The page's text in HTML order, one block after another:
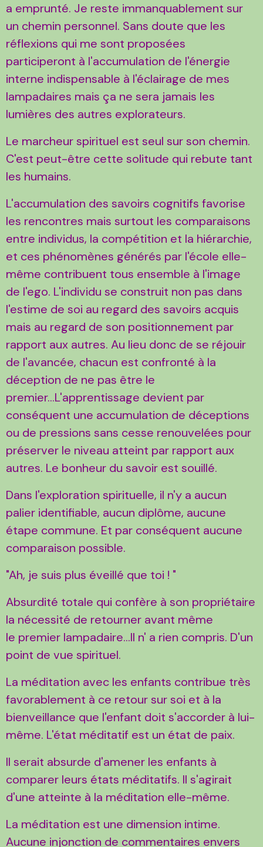
a emprunté. Je reste immanquablement sur
un chemin personnel. Sans doute que les
réflexions qui me sont proposées
participeront à l'accumulation de l'énergie
interne indispensable à l'éclairage de mes
lampadaires mais ça ne sera jamais les
lumières des autres explorateurs.
Le marcheur spirituel est seul sur son chemin.
C'est peut-être cette solitude qui rebute tant
les humains.
L'accumulation des savoirs cognitifs favorise
les rencontres mais surtout les comparaisons
entre individus, la compétition et la hiérarchie,
et ces phénomènes générés par l'école elle-
même contribuent tous ensemble à l'image
de l'ego. L'individu se construit non pas dans
l'estime de soi au regard des savoirs acquis
mais au regard de son positionnement par
rapport aux autres. Au lieu donc de se réjouir
de l'avancée, chacun est confronté à la
déception de ne pas être le
premier...L'apprentissage devient par
conséquent une accumulation de déceptions
ou de pressions sans cesse renouvelées pour
préserver le niveau atteint par rapport aux
autres. Le bonheur du savoir est souillé.
Dans l'exploration spirituelle, il n'y a aucun
palier identifiable, aucun diplôme, aucune
étape commune. Et par conséquent aucune
comparaison possible.
"Ah, je suis plus éveillé que toi ! "
Absurdité totale qui confère à son propriétaire
la nécessité de retourner avant même
le premier lampadaire...Il n' a rien compris. D'un
point de vue spirituel.
La méditation avec les enfants contribue très
favorablement à ce retour sur soi et à la
bienveillance que l'enfant doit s'accorder à lui-
même. L'état méditatif est un état de paix.
Il serait absurde d'amener les enfants à
comparer leurs états méditatifs. Il s'agirait
d'une atteinte à la méditation elle-même.
La méditation est une dimension intime.
Aucune injonction de commentaires envers